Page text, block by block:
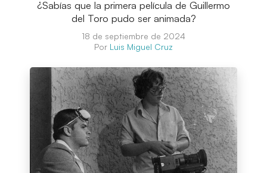
¿Sabías que la primera película de Guillermo
del Toro pudo ser animada?
18 de septiembre de 2024
Por Luis Miguel Cruz